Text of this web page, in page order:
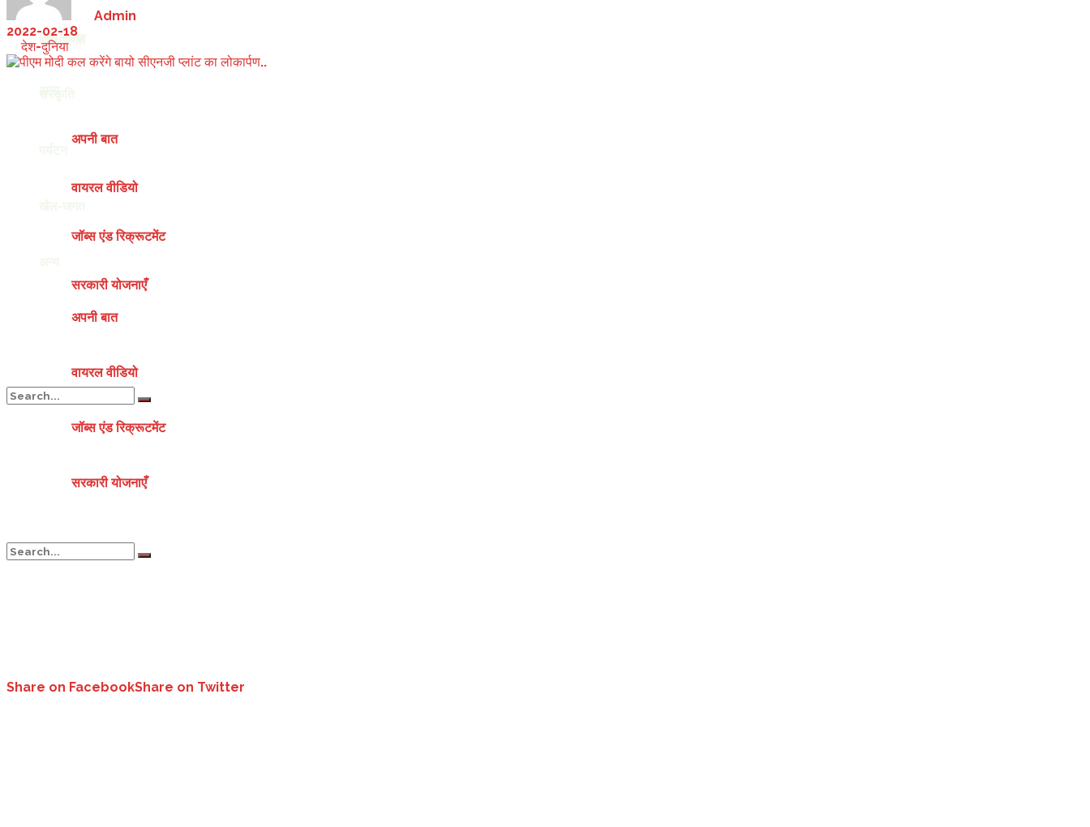
खेल-जगत
अपनी बात
वायरल वीडियो
जॉब्स एंड रिक्रूटमेंट
सरकारी योजनाएँ
View All Result
देश-दुनिया
अपनी बात
वायरल वीडियो
जॉब्स एंड रिक्रूटमेंट
सरकारी योजनाएँ
Admin
2022-02-18
देश-दुनिया
Share on FacebookShare on Twitter